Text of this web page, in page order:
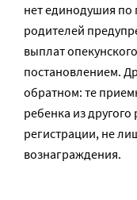
нет единодушия
родителей
выплат
постановлением.
обратном: те
ребенка из
регистрации, не
вознаграждения.